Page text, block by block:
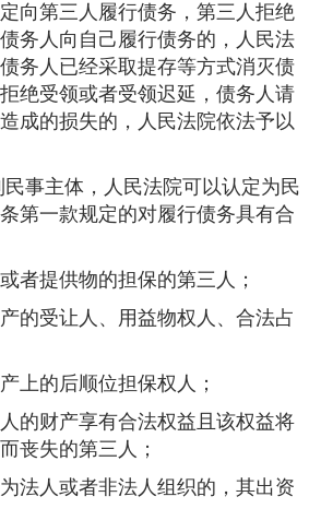
第三人履行债务，第三人拒绝
务人向自己履行债务的，人民法
务人已经采取提存等方式消灭债
绝受领或者受领迟延，债务人请
成的损失的，人民法院依法予以
主体，人民法院可以认定为民
第一款规定的对履行债务具有合
提供物的担保的第三人；
受让人、用益物权人、合法占
的后顺位担保权人；
财产享有合法权益且该权益将
丧失的第三人；
人或者非法人组织的，其出资